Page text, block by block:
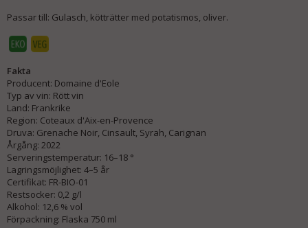
Passar till: Gulasch, kötträtter med potatismos, oliver.
Fakta
Producent: Domaine d'Eole
Typ av vin: Rött vin
Land: Frankrike
Region: Coteaux d'Aix-en-Provence
Druva: Grenache Noir, Cinsault, Syrah, Carignan
Årgång: 2022
Serveringstemperatur: 16–18 °
Lagringsmöjlighet: 4–5 år
Certifikat: FR-BIO-01
Restsocker: 0,2 g/l
Alkohol: 12,6 % vol
Förpackning: Flaska 750 ml